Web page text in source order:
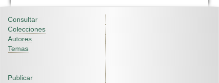
Consultar
Colecciones
Autores
Temas
Publicar